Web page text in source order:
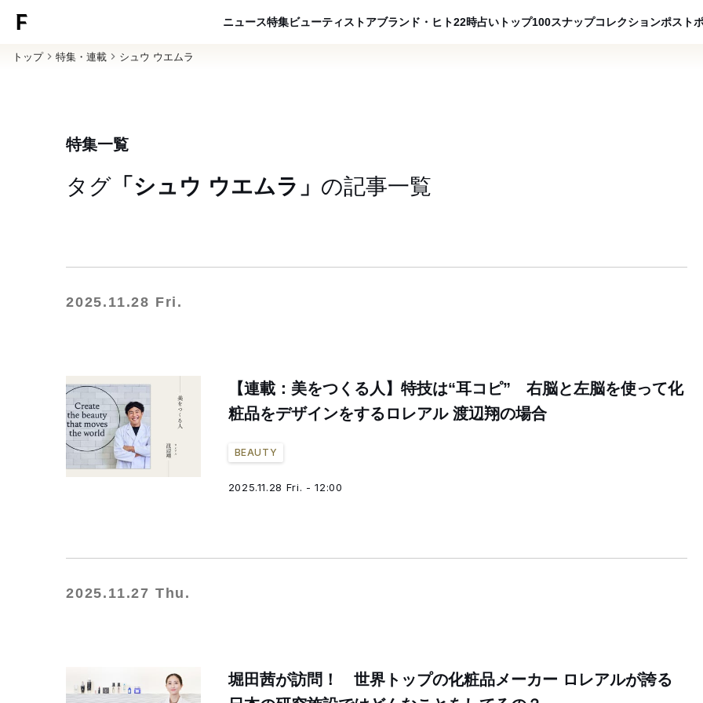
ニュース特集ビューティ ストアブランド・ヒト22時占い トップ100スナップコレクションポスト
トップ 特集・連載 シュウ ウエムラ
特集一覧
タグ 「シュウ ウエムラ」 の記事一覧
2025.11.28 Fri.
【連載：美をつくる人】特技は“耳コピ” 右脳と左脳を使って化
粧品をデザインをするロレアル 渡辺翔の場合
BEAUTY
2025.11.28 Fri. - 12:00
2025.11.27 Thu.
堀田茜が訪問！ 世界トップの化粧品メーカー ロレアルが誇る